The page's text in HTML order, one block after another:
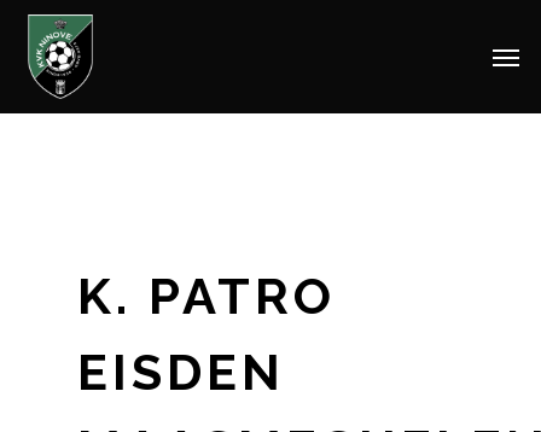
Skip
K. PATRO
EISDEN